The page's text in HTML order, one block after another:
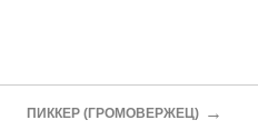
ПИККЕР (ГРОМОВЕРЖЕЦ) →